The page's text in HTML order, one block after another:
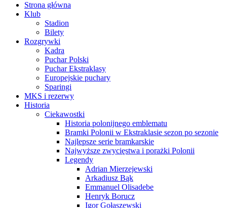
Strona główna
Klub
Stadion
Bilety
Rozgrywki
Kadra
Puchar Polski
Puchar Ekstraklasy
Europejskie puchary
Sparingi
MKS i rezerwy
Historia
Ciekawostki
Historia polonijnego emblematu
Bramki Polonii w Ekstraklasie sezon po sezonie
Najlepsze serie bramkarskie
Najwyższe zwycięstwa i porażki Polonii
Legendy
Adrian Mierzejewski
Arkadiusz Bąk
Emmanuel Olisadebe
Henryk Borucz
Igor Gołaszewski